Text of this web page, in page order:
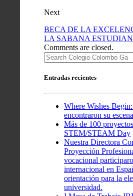
Next
BECA DE LA
LA SABANA
Comments are closed.
Entradas recientes
Where Wishes
encontraron su
Más de 100
STEM/STEAM Day
Nuestra Directora
Proyección
vocacional
internacional en
orientación para la
universidad.